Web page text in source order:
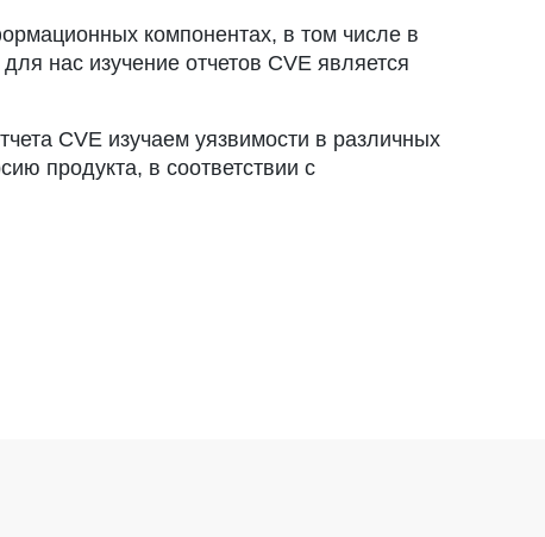
компонентах, в том числе в
нас изучение отчетов CVE является
CVE изучаем уязвимости в различных
продукта, в соответствии с